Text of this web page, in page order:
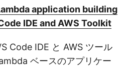
application building
IDE and AWS Toolkit
Code IDE と AWS ツール
ベースのアプリケー